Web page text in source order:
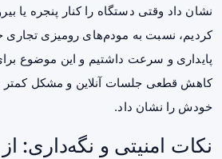
نشان داد وقتی دستگاه را کنار پنجره یا
پایداری و سرعت داشتیم و این موضوع
کاهش قطعی جلسات آنلاین و مشکل کمتر
خودش را نشان داد.
نکات امنیتی و نگه‌داری: